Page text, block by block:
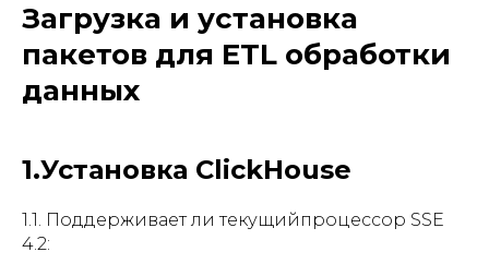
Загрузка и установка
пакетов для ETL обработки
данных
1.Установка ClickHouse
1.1. Поддерживает ли текущийпроцессор SSE
4.2: